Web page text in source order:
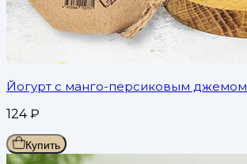
Йогурт с манго-персиковым джемом
124₽
Купить